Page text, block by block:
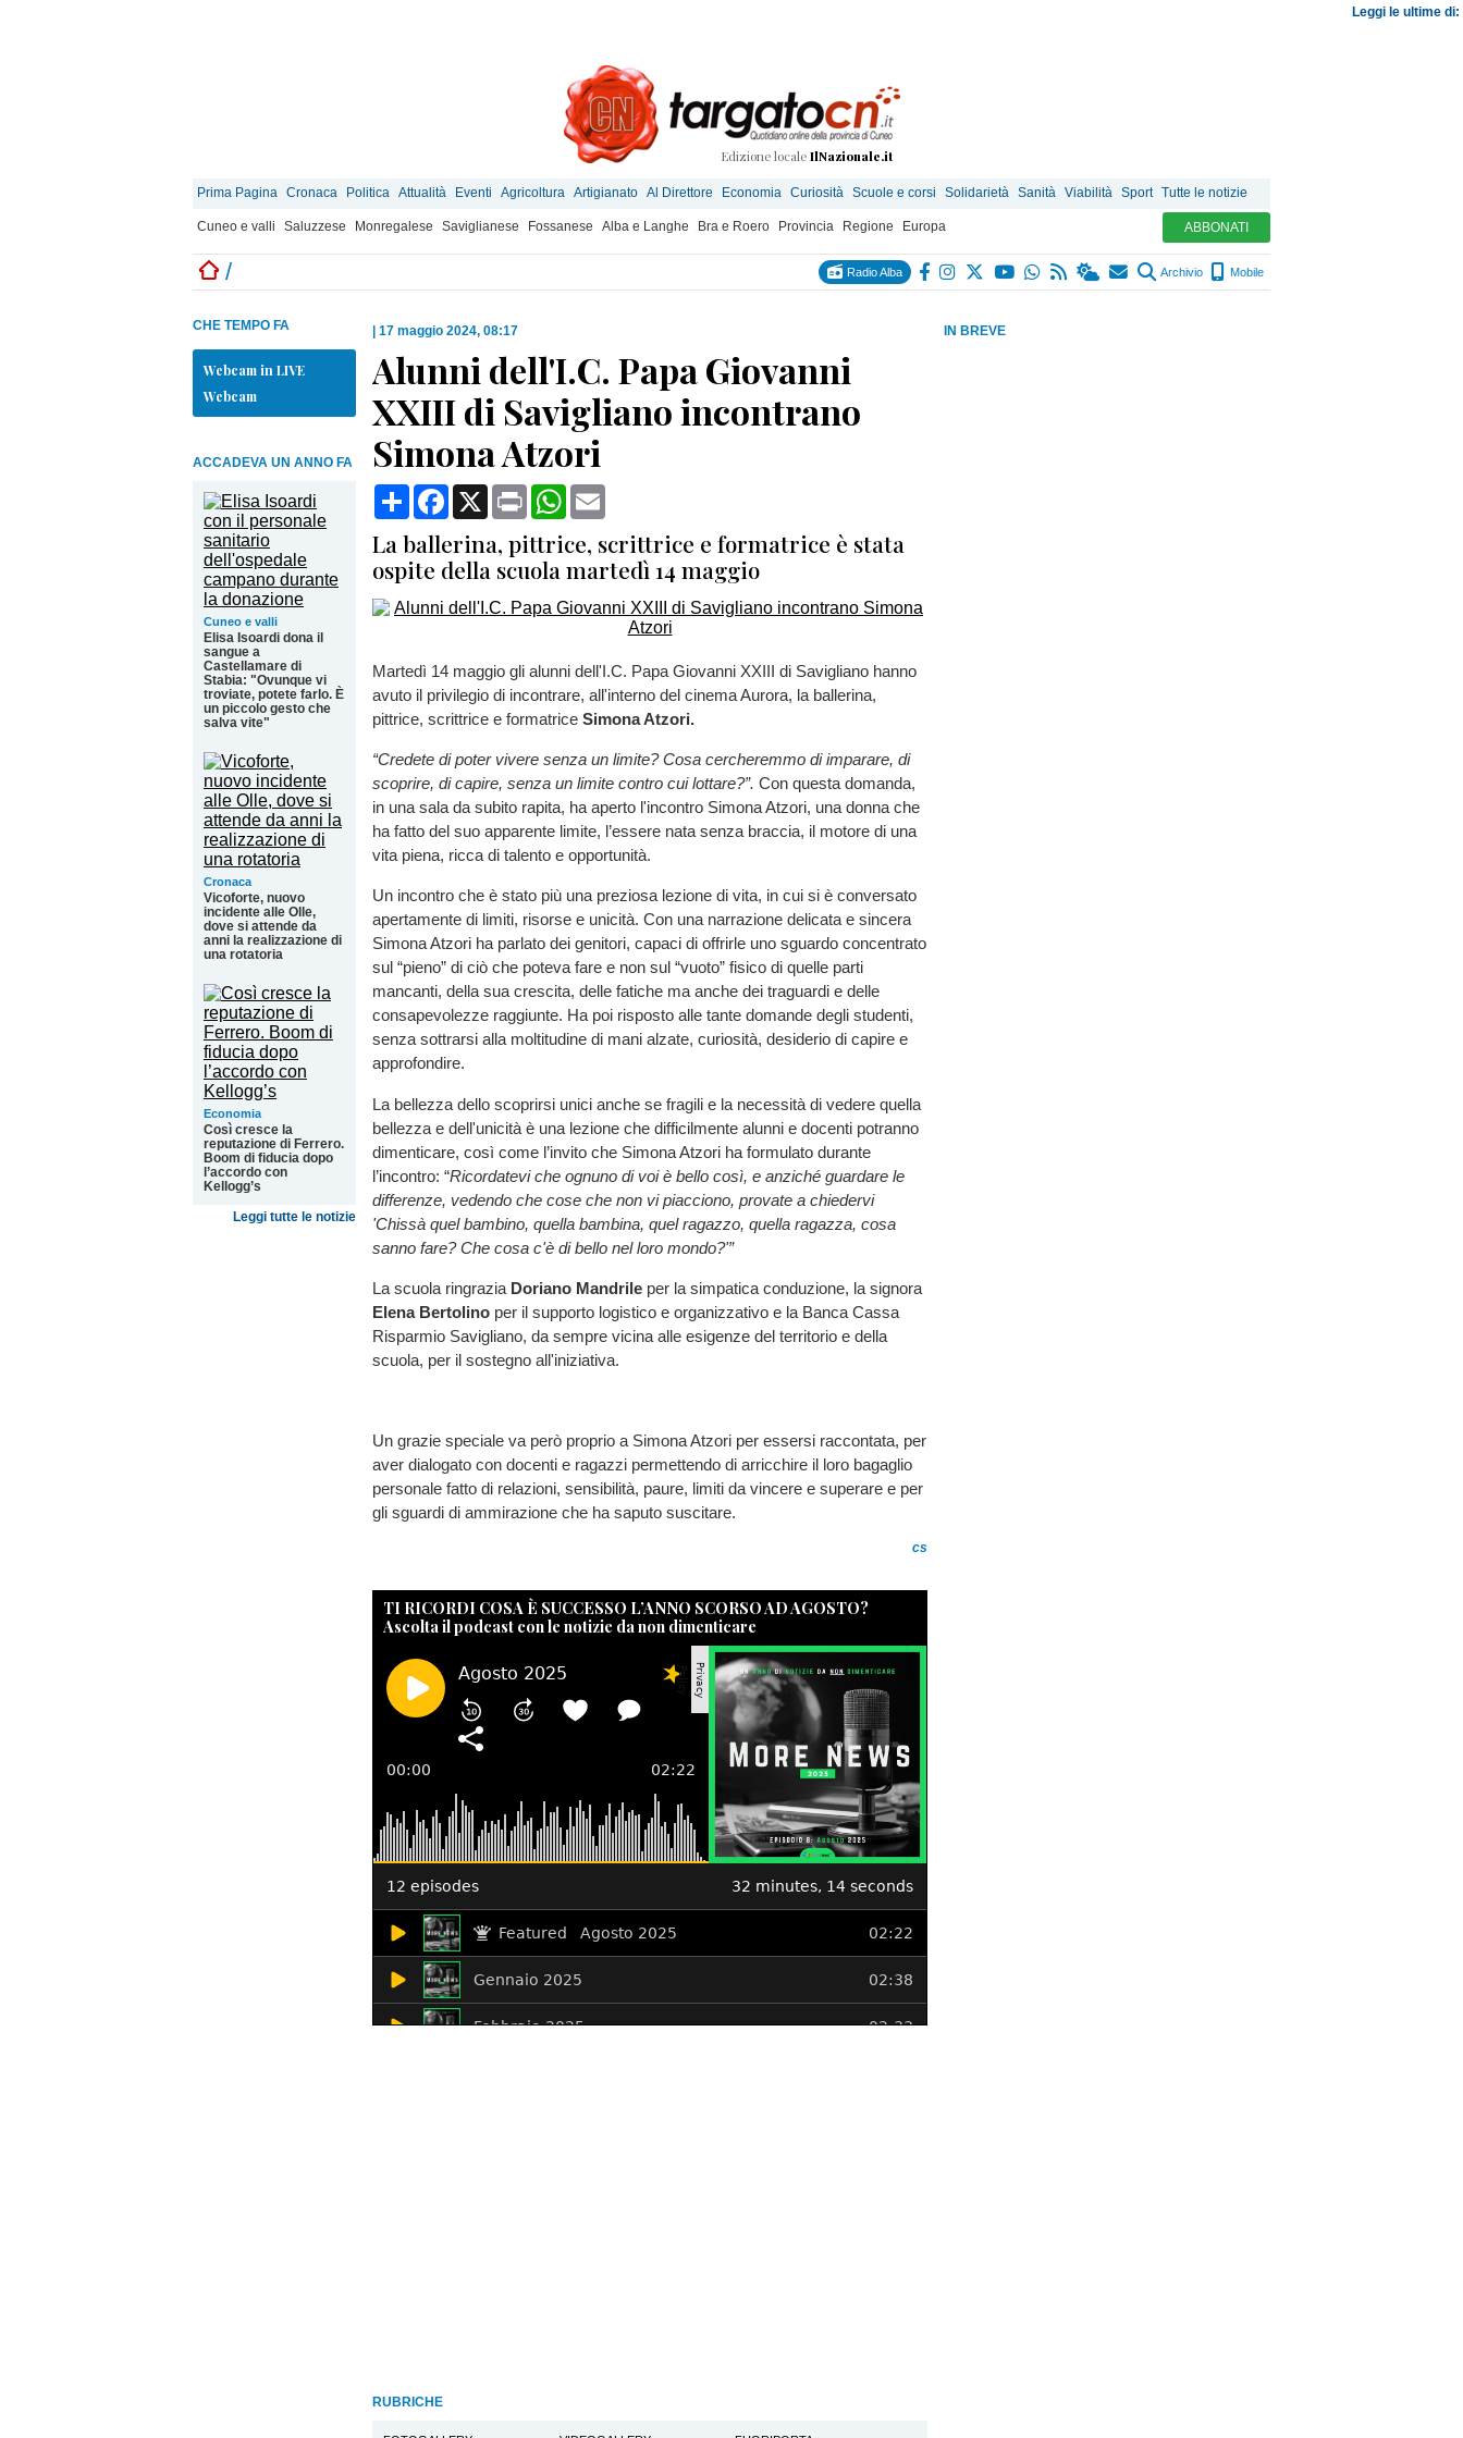
Leggi le ultime di:
Edizione locale IlNazionale.it
Prima Pagina Cronaca Politica Attualità Eventi Agricoltura Artigianato Al Direttore Economia Curiosità Scuole e corsi Solidarietà Sanità Viabilità Sport Tutte le notizie
Cuneo e valli Saluzzese Monregalese Saviglianese Fossanese Alba e Langhe Bra e Roero Provincia Regione Europa ABBONATI
/ Radio Alba Archivio Mobile
IN BREVE
CHE TEMPO FA
Webcam in LIVE
Webcam
ACCADEVA UN ANNO FA
Cuneo e valli
Elisa Isoardi dona il
sangue a
Castellamare di
Stabia: "Ovunque vi
troviate, potete farlo. È
un piccolo gesto che
salva vite"
Cronaca
Vicoforte, nuovo
incidente alle Olle,
dove si attende da
anni la realizzazione di
una rotatoria
Economia
Così cresce la
reputazione di Ferrero.
Boom di fiducia dopo
l’accordo con
Kellogg’s
Leggi tutte le notizie
17 maggio 2024, 08:17
Alunni dell'I.C. Papa Giovanni
XXIII di Savigliano incontrano
Simona Atzori
CondividiFacebook
X Print WhatsApp
La ballerina, pittrice, scrittrice e formatrice è stata
ospite della scuola martedì 14 maggio
Martedì 14 maggio gli alunni dell'I.C. Papa Giovanni XXIII di Savigliano hanno
avuto il privilegio di incontrare, all'interno del cinema Aurora, la ballerina,
pittrice, scrittrice e formatrice Simona Atzori.
“Credete di poter vivere senza un limite? Cosa cercheremmo di imparare, di
scoprire, di capire, senza un limite contro cui lottare?”. Con questa domanda,
in una sala da subito rapita, ha aperto l'incontro Simona Atzori, una donna che
ha fatto del suo apparente limite, l’essere nata senza braccia, il motore di una
vita piena, ricca di talento e opportunità.
Un incontro che è stato più una preziosa lezione di vita, in cui si è conversato
apertamente di limiti, risorse e unicità. Con una narrazione delicata e sincera
Simona Atzori ha parlato dei genitori, capaci di offrirle uno sguardo concentrato
sul “pieno” di ciò che poteva fare e non sul “vuoto” fisico di quelle parti
mancanti, della sua crescita, delle fatiche ma anche dei traguardi e delle
consapevolezze raggiunte. Ha poi risposto alle tante domande degli studenti,
senza sottrarsi alla moltitudine di mani alzate, curiosità, desiderio di capire e
approfondire.
La bellezza dello scoprirsi unici anche se fragili e la necessità di vedere quella
bellezza e dell'unicità è una lezione che difficilmente alunni e docenti potranno
dimenticare, così come l’invito che Simona Atzori ha formulato durante
l’incontro: “Ricordatevi che ognuno di voi è bello così, e anziché guardare le
differenze, vedendo che cose che non vi piacciono, provate a chiedervi
'Chissà quel bambino, quella bambina, quel ragazzo, quella ragazza, cosa
sanno fare? Che cosa c'è di bello nel loro mondo?'”
La scuola ringrazia Doriano Mandrile per la simpatica conduzione, la signora
Elena Bertolino per il supporto logistico e organizzativo e la Banca Cassa
Risparmio Savigliano, da sempre vicina alle esigenze del territorio e della
scuola, per il sostegno all'iniziativa.
Un grazie speciale va però proprio a Simona Atzori per essersi raccontata, per
aver dialogato con docenti e ragazzi permettendo di arricchire il loro bagaglio
personale fatto di relazioni, sensibilità, paure, limiti da vincere e superare e per
gli sguardi di ammirazione che ha saputo suscitare.
cs
TI RICORDI COSA È SUCCESSO L’ANNO SCORSO AD AGOSTO?
Ascolta il podcast con le notizie da non dimenticare
RUBRICHE